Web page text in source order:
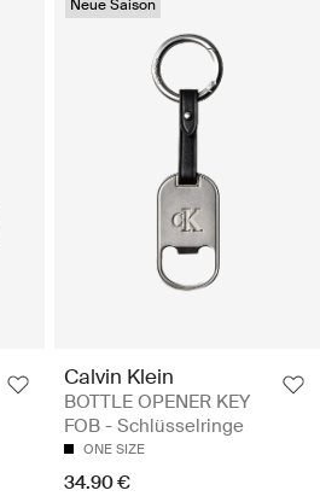
Neue Saison
Calvin Klein
BOTTLE OPENER KEY
FOB - Schlüsselringe
ONE SIZE
34.90 €